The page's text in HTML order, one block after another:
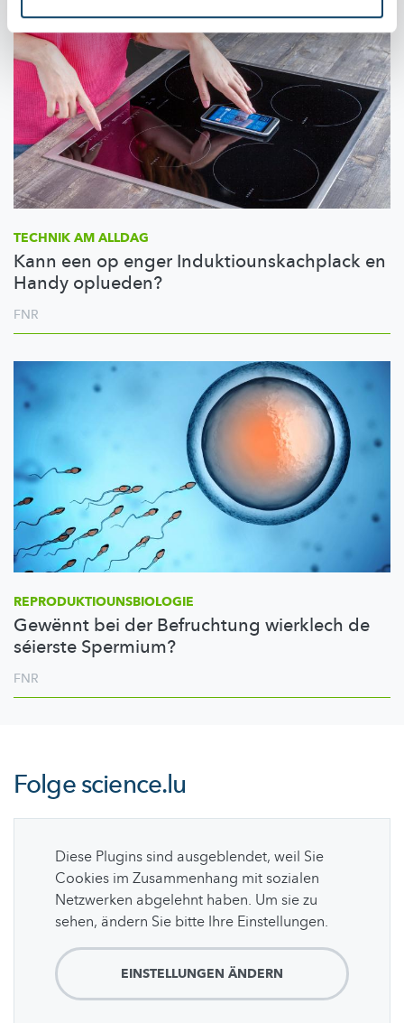
TECHNIK AM ALLDAG
Kann een op enger Induktiounskachplack en
Handy oplueden?
FNR
REPRODUKTIOUNSBIOLOGIE
Gewënnt bei der Befruchtung wierklech de
séierste Spermium?
FNR
Folgescience.lu
Diese Plugins sind ausgeblendet, weil Sie
Cookies im Zusammenhang mit sozialen
Netzwerken abgelehnt haben. Um sie zu
sehen, ändern Sie bitte Ihre Einstellungen.
EINSTELLUNGEN ÄNDERN